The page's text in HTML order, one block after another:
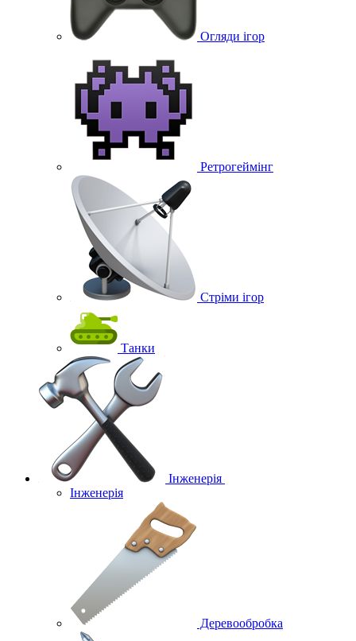
Огляди ігор
Ретрогеймінг
Стріми ігор
Танки
Інженерія
Інженерія
Деревообробка